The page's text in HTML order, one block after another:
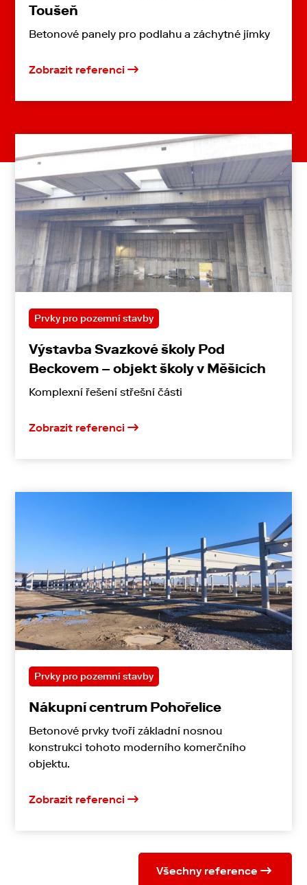
Toušeň
Betonové panely pro podlahu a záchytné jímky
Zobrazit referenci
Prvky pro pozemní stavby
Výstavba Svazkové školy Pod
Beckovem – objekt školy v Měšicích
Komplexní řešení střešní části
Zobrazit referenci
Prvky pro pozemní stavby
Nákupní centrum Pohořelice
Betonové prvky tvoří základní nosnou
konstrukci tohoto moderního komerčního
objektu.
Zobrazit referenci
Všechny reference